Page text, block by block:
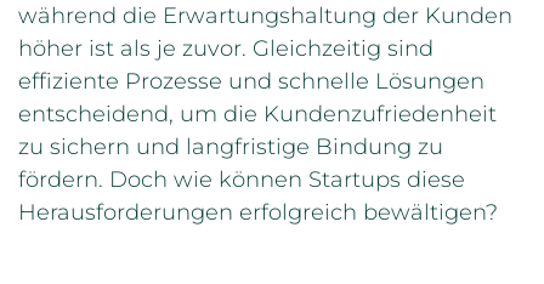
während die Erwartungshaltung der Kunden
höher ist als je zuvor. Gleichzeitig sind
effiziente Prozesse und schnelle Lösungen
entscheidend, um die Kundenzufriedenheit
zu sichern und langfristige Bindung zu
fördern. Doch wie können Startups diese
Herausforderungen erfolgreich bewältigen?